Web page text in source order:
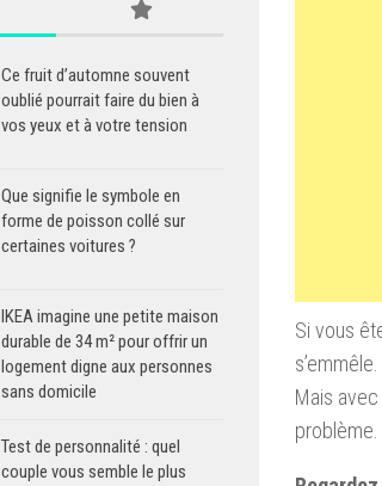
Si vous
s’emmêle
Mais
problème.
Ce fruit d’automne souvent
oublié pourrait faire du bien à
vos yeux et à votre tension
Que signifie le symbole en
forme de poisson collé sur
certaines voitures ?
IKEA imagine une petite maison
durable de 34 m² pour offrir un
logement digne aux personnes
sans domicile
Test de personnalité : quel
couple vous semble le plus